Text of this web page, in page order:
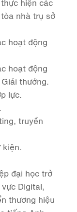
hiện các
nhà trụ sở
hoạt động
hoạt động
thưởng.
lực.
truyền
kiện.
đại học trở
Digital,
thương hiệu